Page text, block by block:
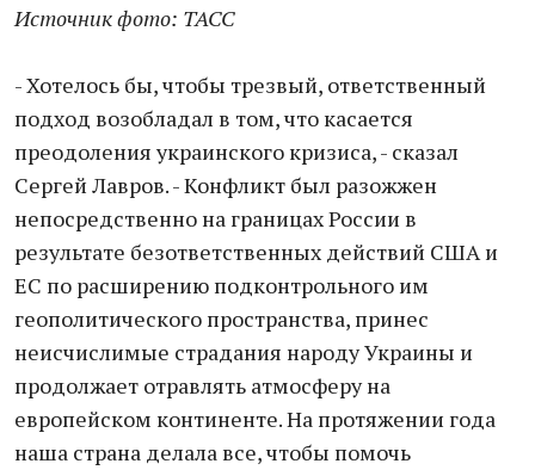
Источник фото: ТАСС
- Хотелось бы, чтобы трезвый, ответственный
подход возобладал в том, что касается
преодоления украинского кризиса, - сказал
Сергей Лавров. - Конфликт был разожжен
непосредственно на границах России в
результате безответственных действий США и
ЕС по расширению подконтрольного им
геополитического пространства, принес
неисчислимые страдания народу Украины и
продолжает отравлять атмосферу на
европейском континенте. На протяжении года
наша страна делала все, чтобы помочь